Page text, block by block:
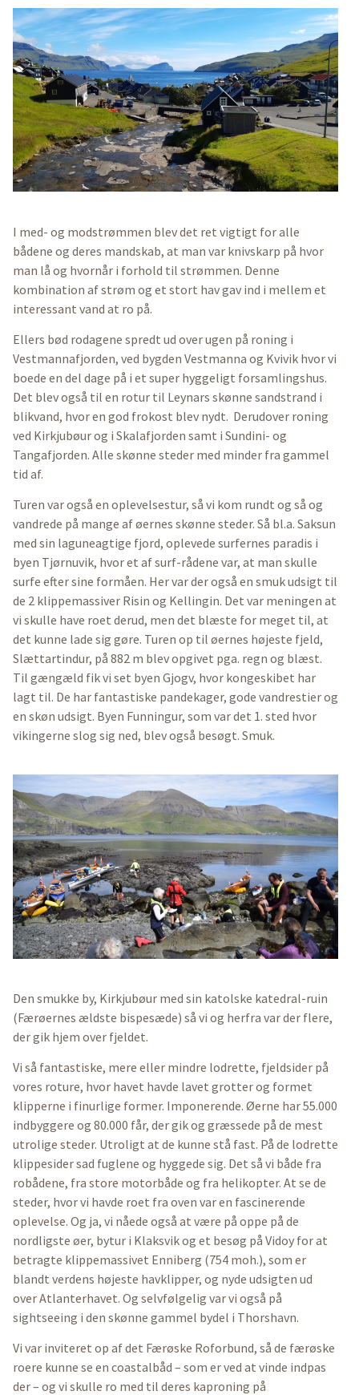
I med- og modstrømmen blev det ret vigtigt for alle
bådene og deres mandskab, at man var knivskarp på hvor
man lå og hvornår i forhold til strømmen. Denne
kombination af strøm og et stort hav gav ind i mellem et
interessant vand at ro på.
Ellers bød rodagene spredt ud over ugen på roning i
Vestmannafjorden, ved bygden Vestmanna og Kvivik hvor vi
boede en del dage på i et super hyggeligt forsamlingshus.
Det blev også til en rotur til Leynars skønne sandstrand i
blikvand, hvor en god frokost blev nydt. Derudover roning
ved Kirkjubøur og i Skalafjorden samt i Sundini- og
Tangafjorden. Alle skønne steder med minder fra gammel
tid af.
Turen var også en oplevelsestur, så vi kom rundt og så og
vandrede på mange af øernes skønne steder. Så bl.a. Saksun
med sin laguneagtige fjord, oplevede surfernes paradis i
byen Tjørnuvik, hvor et af surf-rådene var, at man skulle
surfe efter sine formåen. Her var der også en smuk udsigt til
de 2 klippemassiver Risin og Kellingin. Det var meningen at
vi skulle have roet derud, men det blæste for meget til, at
det kunne lade sig gøre. Turen op til øernes højeste fjeld,
Slættartindur, på 882 m blev opgivet pga. regn og blæst.
Til gængæld fik vi set byen Gjogv, hvor kongeskibet har
lagt til. De har fantastiske pandekager, gode vandrestier og
en skøn udsigt. Byen Funningur, som var det 1. sted hvor
vikingerne slog sig ned, blev også besøgt. Smuk.
Den smukke by, Kirkjubøur med sin katolske katedral-ruin
(Færøernes ældste bispesæde) så vi og herfra var der flere,
der gik hjem over fjeldet.
Vi så fantastiske, mere eller mindre lodrette, fjeldsider på
vores roture, hvor havet havde lavet grotter og formet
klipperne i finurlige former. Imponerende. Øerne har 55.000
indbyggere og 80.000 får, der gik og græssede på de mest
utrolige steder. Utroligt at de kunne stå fast. På de lodrette
klippesider sad fuglene og hyggede sig. Det så vi både fra
robådene, fra store motorbåde og fra helikopter. At se de
steder, hvor vi havde roet fra oven var en fascinerende
oplevelse. Og ja, vi nåede også at være på oppe på de
nordligste øer, bytur i Klaksvik og et besøg på Vidoy for at
betragte klippemassivet Enniberg (754 moh.), som er
blandt verdens højeste havklipper, og nyde udsigten ud
over Atlanterhavet. Og selvfølgelig var vi også på
sightseeing i den skønne gammel bydel i Thorshavn.
Vi var inviteret op af det Færøske Roforbund, så de færøske
roere kunne se en coastalbåd – som er ved at vinde indpas
der – og vi skulle ro med til deres kaproning på